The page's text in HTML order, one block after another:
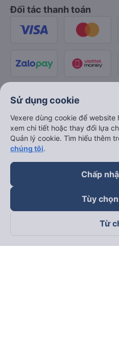
Đối tác thanh toán
Theo dõi chúng tôi trên
Sử dụng cookie
Vexere dùng cookie để website
xem chi tiết hoặc thay đổi lựa
Quản lý cookie. Tìm hiểu thêm
chúng tôi.
Chấp
Tùy
Từ